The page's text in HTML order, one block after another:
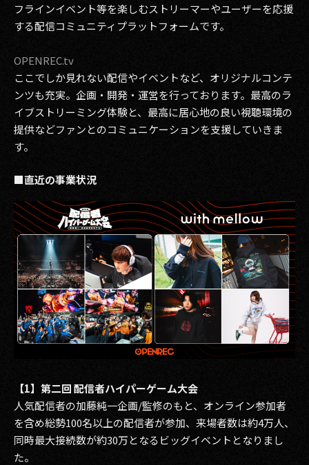
2021
2019
2018
2017
2014
2013
2012
2011
2010
フラインイベント等を楽しむストリーマーやユーザーを応援
する配信コミュニティプラットフォームです。
OPENREC.tv
ここでしか見れない配信やイベントなど、オリジナルコンテ
ンツも充実。企画・開発・運営を行っております。最高のラ
イブストリーミング体験と、最高に居心地の良い視聴環境の
提供などファンとのコミュニケーションを支援していきま
す。
■直近の事業状況
【1】第二回 配信者ハイパーゲーム大会
人気配信者の加藤純一企画/監修のもと、オンライン参加者
を含め総勢100名以上の配信者が参加、来場者数は約4万人、
同時最大接続数が約30万となるビッグイベントとなりまし
た。